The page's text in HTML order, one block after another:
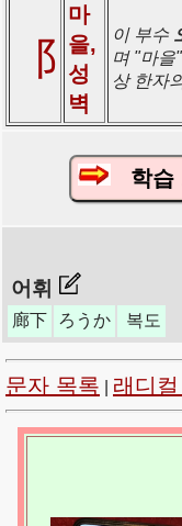
⻏
마
을,
성
벽
이 부수
며 "마을
상 한자
학습
어휘
廊下 ろうか 복도
문자 목록 래디